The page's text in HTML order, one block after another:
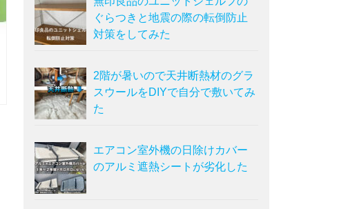
ぐらつきと地震の際の転倒防止
対策をしてみた
2階が暑いので天井断熱材のグラ
スウールをDIYで自分で敷いてみ
た
エアコン室外機の日除けカバー
のアルミ遮熱シートが劣化した